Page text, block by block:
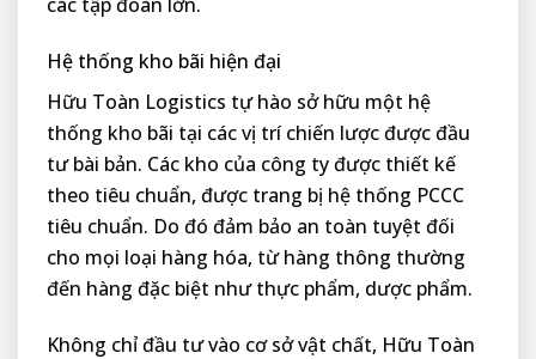
Hệ thống kho bãi hiện đại
Hữu Toàn Logistics tự hào sở hữu một hệ
thống kho bãi tại các vị trí chiến lược được đầu
tư bài bản. Các kho của công ty được thiết kế
theo tiêu chuẩn, được trang bị hệ thống PCCC
tiêu chuẩn. Do đó đảm bảo an toàn tuyệt đối
cho mọi loại hàng hóa, từ hàng thông thường
đến hàng đặc biệt như thực phẩm, dược phẩm.
Không chỉ đầu tư vào cơ sở vật chất, Hữu Toàn